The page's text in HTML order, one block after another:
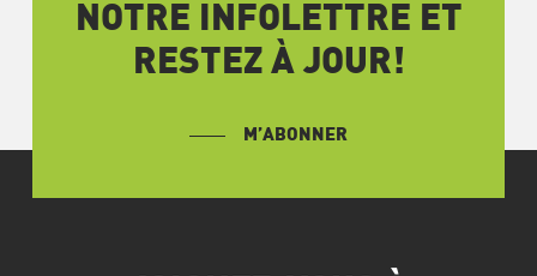
NOTRE INFOLETTRE ET
RESTEZ À JOUR!
M’ABONNER